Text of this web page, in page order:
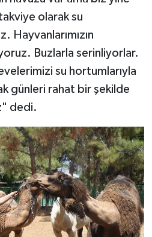
olarak su
Hayvanlarımızın
Buzlarla serinliyorlar.
su hortumlarıyla
günleri rahat bir şekilde
dedi.